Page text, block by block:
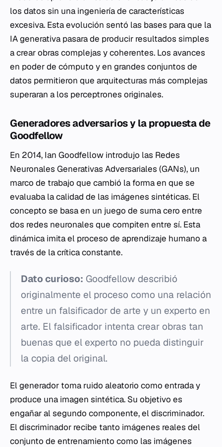
los datos sin una ingeniería de características
excesiva. Esta evolución sentó las bases para que la
IA generativa pasara de producir resultados simples
a crear obras complejas y coherentes. Los avances
en poder de cómputo y en grandes conjuntos de
datos permitieron que arquitecturas más complejas
superaran a los perceptrones originales.
Generadores adversarios y la propuesta de
Goodfellow
En 2014, Ian Goodfellow introdujo las Redes
Neuronales Generativas Adversariales (GANs), un
marco de trabajo que cambió la forma en que se
evaluaba la calidad de las imágenes sintéticas. El
concepto se basa en un juego de suma cero entre
dos redes neuronales que compiten entre sí. Esta
dinámica imita el proceso de aprendizaje humano a
través de la crítica constante.
Dato curioso: Goodfellow describió
originalmente el proceso como una relación
entre un falsificador de arte y un experto en
arte. El falsificador intenta crear obras tan
buenas que el experto no pueda distinguir
la copia del original.
El generador toma ruido aleatorio como entrada y
produce una imagen sintética. Su objetivo es
engañar al segundo componente, el discriminador.
El discriminador recibe tanto imágenes reales del
conjunto de entrenamiento como las imágenes